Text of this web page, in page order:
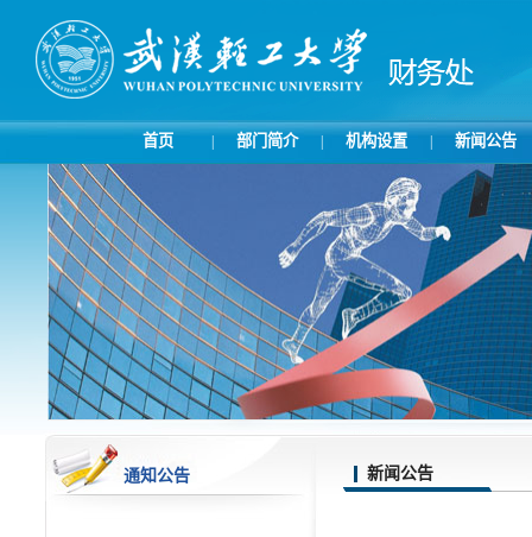
首页 部门简介 机构设置 新闻公告
通知公告 新闻公告